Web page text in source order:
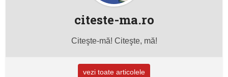
citeste-ma.ro
Citeşte-mă! Citeşte, mă!
vezi toate articolele